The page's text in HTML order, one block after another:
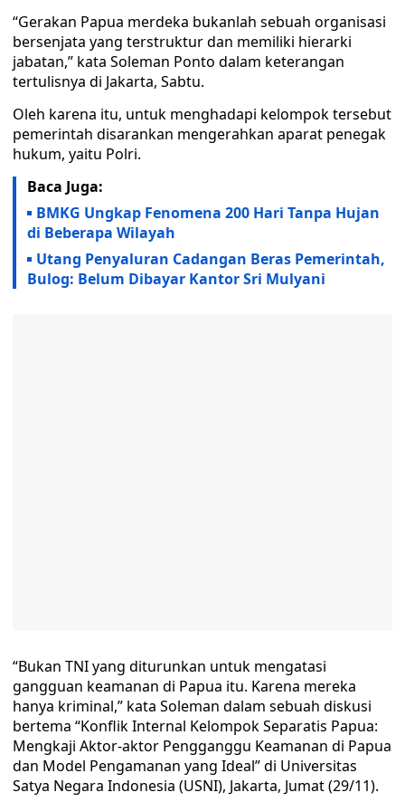
“Gerakan Papua merdeka bukanlah sebuah organisasi
bersenjata yang terstruktur dan memiliki hierarki
jabatan,” kata Soleman Ponto dalam keterangan
tertulisnya di Jakarta, Sabtu.
Oleh karena itu, untuk menghadapi kelompok tersebut
pemerintah disarankan mengerahkan aparat penegak
hukum, yaitu Polri.
Baca Juga:
BMKG Ungkap Fenomena 200 Hari Tanpa Hujan
di Beberapa Wilayah
Utang Penyaluran Cadangan Beras Pemerintah,
Bulog: Belum Dibayar Kantor Sri Mulyani
“Bukan TNI yang diturunkan untuk mengatasi
gangguan keamanan di Papua itu. Karena mereka
hanya kriminal,” kata Soleman dalam sebuah diskusi
bertema “Konflik Internal Kelompok Separatis Papua:
Mengkaji Aktor-aktor Pengganggu Keamanan di Papua
dan Model Pengamanan yang Ideal” di Universitas
Satya Negara Indonesia (USNI), Jakarta, Jumat (29/11).